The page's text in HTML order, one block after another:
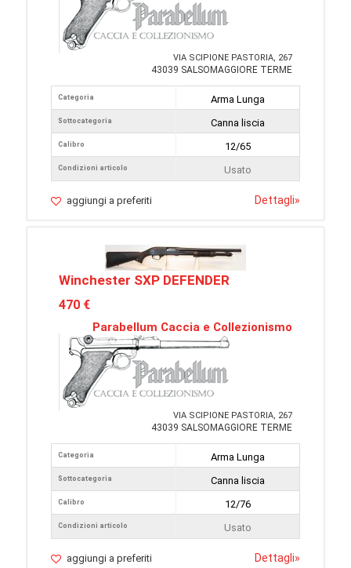
VIA SCIPIONE PASTORIA, 267
43039 SALSOMAGGIORE TERME
Categoria
Sottocategoria
Calibro
Condizioni articolo
Arma Lunga
Canna liscia
12/65
Usato
aggiungi a preferiti Dettagli»
Winchester SXP DEFENDER
470 €
Parabellum Caccia e Collezionismo
VIA SCIPIONE PASTORIA, 267
43039 SALSOMAGGIORE TERME
Categoria
Sottocategoria
Calibro
Condizioni articolo
Arma Lunga
Canna liscia
12/76
Usato
aggiungi a preferiti Dettagli»